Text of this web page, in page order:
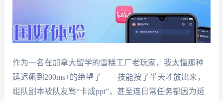
作为一名在加拿大留学的雪糕工厂老玩家，我太懂那种
延迟飙到200ms+的绝望了——技能按了半天才放出来，
组队副本被队友骂“卡成ppt”，甚至连日常任务都因为延